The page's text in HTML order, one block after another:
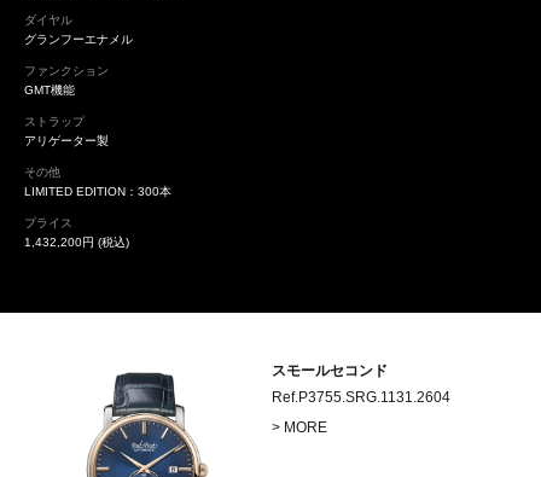
ダイヤル
グランフーエナメル
ファンクション
GMT機能
ストラップ
アリゲーター製
その他
LIMITED EDITION：300本
プライス
1,432,200円 (税込)
スモールセコンド
Ref.P3755.SRG.1131.2604
> MORE